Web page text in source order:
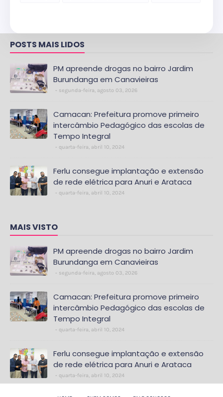
POSTS MAIS LIDOS
PM apreende drogas no bairro Jardim
Burundanga em Canavieiras
segunda-feira, agosto 03, 2026
Camacan: Prefeitura promove primeiro
intercâmbio Pedagógico das escolas de
Tempo Integral
quarta-feira, abril 10, 2024
Ferlu consegue implantação e extensão
de rede elétrica para Anuri e Arataca
quarta-feira, abril 10, 2024
MAIS VISTO
PM apreende drogas no bairro Jardim
Burundanga em Canavieiras
segunda-feira, agosto 03, 2026
Camacan: Prefeitura promove primeiro
intercâmbio Pedagógico das escolas de
Tempo Integral
quarta-feira, abril 10, 2024
Ferlu consegue implantação e extensão
de rede elétrica para Anuri e Arataca
quarta-feira, abril 10, 2024